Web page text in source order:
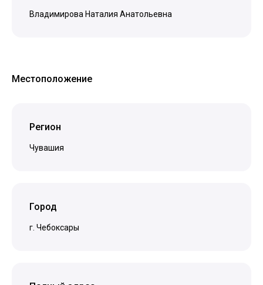
Владимирова Наталия Анатольевна
Местоположение
Регион
Чувашия
Город
г. Чебоксары